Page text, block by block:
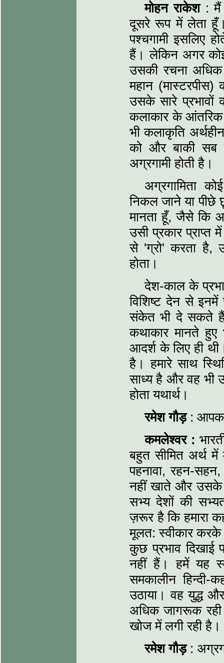
मोहन राकेश: मैं
दूसरे रूप में लेता
पश्चगामी इसलिए
हैं। लेकिन अगर
उसकी रचना
महान
उसके सारे प्रभावों
कलाकार के आंतरिक
भी कलाकृति
को और बाकी
अग्रगामी होती है।
अग्रगामिता
निकल जाने या पीछे
मानता हूँ, जैसे कि
उसी प्रकार प्राप्त
से 'ग्रो' करता है,
होता।
देश-काल के
विशिष्ट देन से
संकेत भी दे सकते हैं।
कथाकार मानते
आदर्श के लिए ही
है। हमारे साथ
साध्य है और वह भी
होता यथार्थ।
रमेश गौड़ :
कमलेश्वर :
बहुत सीमित अर्थ
पहनावा, रहन-
नहीं खाते और उसके
सभ्य देशों की
ज़रूर है कि हमारा
मूलत: स्वीकार करके
कुछ प्रभाव दिखाई
नहीं हैं। हमें यह
समकालीन हिन्दी-
उठाया। वह युद्ध
अधिक जागरूक
खोज में लगी रही है।
रमेश गौड़: